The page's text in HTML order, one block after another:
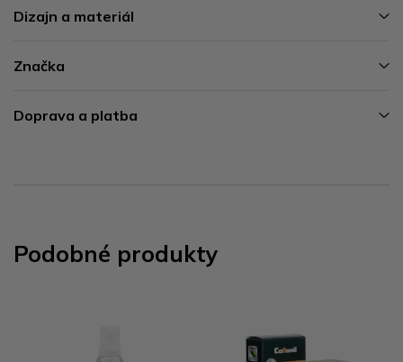
Dizajn a materiál
Značka
Doprava a platba
Podobné produkty